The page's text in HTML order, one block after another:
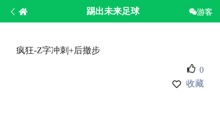
踢出未来足球 游客
疯狂-Z字冲刺+后撤步
0
收藏